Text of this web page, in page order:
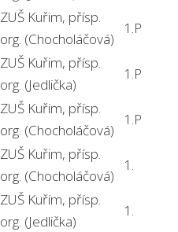
ZUŠ Kuřim, přísp.
org. (Chocholáčová)
1.P
ZUŠ Kuřim, přísp.
org. (Jedlička)
1.P
ZUŠ Kuřim, přísp.
org. (Chocholáčová)
1.P
ZUŠ Kuřim, přísp.
org. (Chocholáčová)
1.
ZUŠ Kuřim, přísp.
org. (Jedlička)
1.